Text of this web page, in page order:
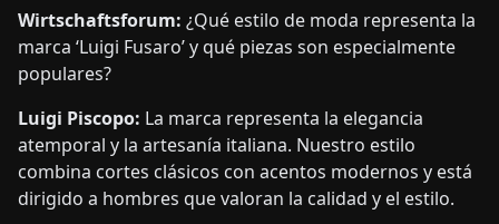
Wirtschaftsforum: ¿Qué estilo de moda representa la
marca ‘Luigi Fusaro’ y qué piezas son especialmente
populares?
Luigi Piscopo: La marca representa la elegancia
atemporal y la artesanía italiana. Nuestro estilo
combina cortes clásicos con acentos modernos y está
dirigido a hombres que valoran la calidad y el estilo.